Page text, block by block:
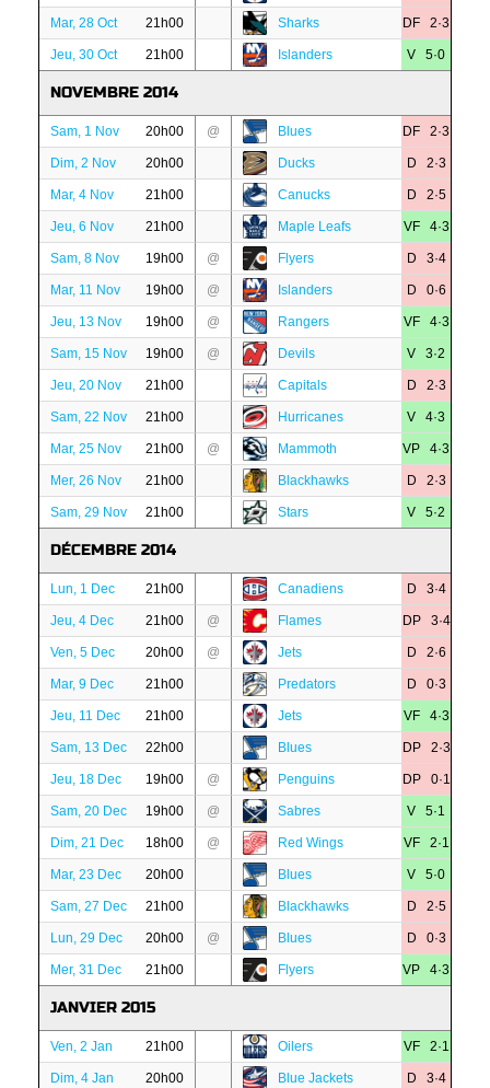
Mar, 28 Oct 21h00 Sharks DF 2·3
Jeu, 30 Oct 21h00 Islanders V 5·0
NOVEMBRE 2014
Sam, 1 Nov 20h00 @ Blues DF 2·3
Dim, 2 Nov 20h00 Ducks D 2·3
Mar, 4 Nov 21h00 Canucks D 2·5
Jeu, 6 Nov 21h00 Maple Leafs VF 4·3
Sam, 8 Nov 19h00 @ Flyers D 3·4
Mar, 11 Nov 19h00 @ Islanders D 0·6
Jeu, 13 Nov 19h00 @ Rangers VF 4·3
Sam, 15 Nov 19h00 @ Devils V 3·2
Jeu, 20 Nov 21h00 Capitals D 2·3
Sam, 22 Nov 21h00 Hurricanes V 4·3
Mar, 25 Nov 21h00 @ Mammoth VP 4·3
Mer, 26 Nov 21h00 Blackhawks D 2·3
Sam, 29 Nov 21h00 Stars V 5·2
DÉCEMBRE 2014
Lun, 1 Dec 21h00 Canadiens D 3·4
Jeu, 4 Dec 21h00 @ Flames DP 3·4
Ven, 5 Dec 20h00 @ Jets D 2·6
Mar, 9 Dec 21h00 Predators D 0·3
Jeu, 11 Dec 21h00 Jets VF 4·3
Sam, 13 Dec 22h00 Blues DP 2·3
Jeu, 18 Dec 19h00 @ Penguins DP 0·1
Sam, 20 Dec 19h00 @ Sabres V 5·1
Dim, 21 Dec 18h00 @ Red Wings VF 2·1
Mar, 23 Dec 20h00 Blues V 5·0
Sam, 27 Dec 21h00 Blackhawks D 2·5
Lun, 29 Dec 20h00 @ Blues D 0·3
Mer, 31 Dec 21h00 Flyers VP 4·3
JANVIER 2015
Ven, 2 Jan 21h00 Oilers VF 2·1
Dim, 4 Jan 20h00 Blue Jackets D 3·4